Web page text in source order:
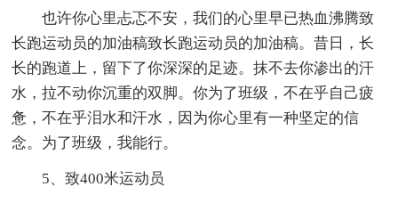
也许你心里忐忑不安，我们的心里早已热血沸腾致
长跑运动员的加油稿致长跑运动员的加油稿。昔日，长
长的跑道上，留下了你深深的足迹。抹不去你渗出的汗
水，拉不动你沉重的双脚。你为了班级，不在乎自己疲
惫，不在乎泪水和汗水，因为你心里有一种坚定的信
念。为了班级，我能行。
5、致400米运动员